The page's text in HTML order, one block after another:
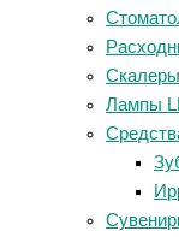
Скалеры
Лампы